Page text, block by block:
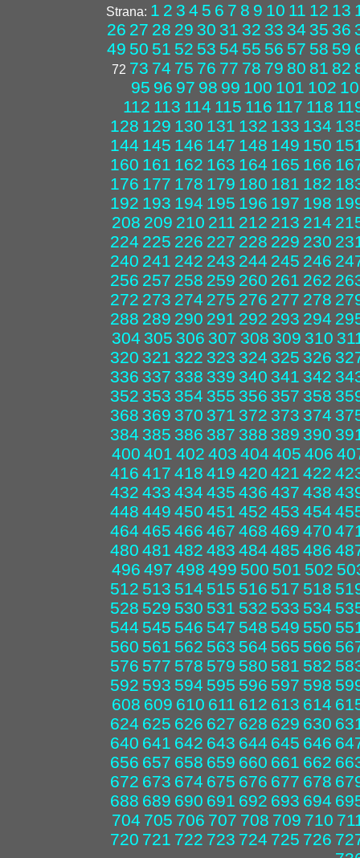
Strana: 1 2 3 4 5 6 7 8 9 10 11 12 13
26 27 28 29 30 31 32 33 34 35 36
49 50 51 52 53 54 55 56 57 58 59
72 73 74 75 76 77 78 79 80 81 82
95 96 97 98 99 100 101 102
112 113 114 115 116 117 118
128 129 130 131 132 133 134
144 145 146 147 148 149 150
160 161 162 163 164 165 166
176 177 178 179 180 181 182
192 193 194 195 196 197 198
208 209 210 211 212 213 214
224 225 226 227 228 229 230
240 241 242 243 244 245 246
256 257 258 259 260 261 262
272 273 274 275 276 277 278
288 289 290 291 292 293 294
304 305 306 307 308 309 310
320 321 322 323 324 325 326
336 337 338 339 340 341 342
352 353 354 355 356 357 358
368 369 370 371 372 373 374
384 385 386 387 388 389 390
400 401 402 403 404 405 406
416 417 418 419 420 421 422
432 433 434 435 436 437 438
448 449 450 451 452 453 454
464 465 466 467 468 469 470
480 481 482 483 484 485 486
496 497 498 499 500 501 502
512 513 514 515 516 517 518
528 529 530 531 532 533 534
544 545 546 547 548 549 550
560 561 562 563 564 565 566
576 577 578 579 580 581 582
592 593 594 595 596 597 598
608 609 610 611 612 613 614
624 625 626 627 628 629 630
640 641 642 643 644 645 646
656 657 658 659 660 661 662
672 673 674 675 676 677 678
688 689 690 691 692 693 694
704 705 706 707 708 709 710
720 721 722 723 724 725 726